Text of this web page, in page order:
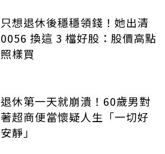
只想退休後穩穩領錢！她出清
0056 換這 3 檔好股：股價高點
照樣買
退休第一天就崩潰！60歲男對
著超商便當懷疑人生「一切好
安靜」